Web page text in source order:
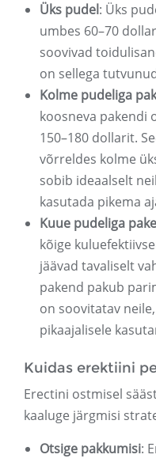
Üks pudel: Üks
umbes 60–70
soovivad
on sellega
Kolme pudeliga
koosneva pakendi
150–180 dollarit.
võrreldes kolme
sobib ideaalselt
kasutada pikema
Kuue pudeliga
kõige
jäävad tavaliselt
pakend pakub
on soovitatav
pikaajalisele
Kuidas erektiini
Erectini ostmisel
kaaluge järgmisi
Otsige pakkumisi: